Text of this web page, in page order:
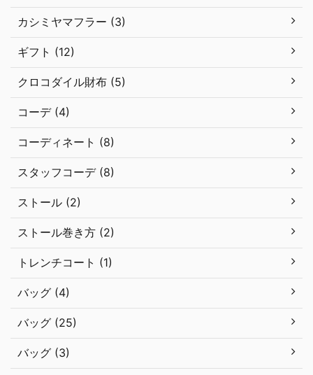
カシミヤマフラー (3)
ギフト (12)
クロコダイル財布 (5)
コーデ (4)
コーディネート (8)
スタッフコーデ (8)
ストール (2)
ストール巻き方 (2)
トレンチコート (1)
バッグ (4)
バッグ (25)
バッグ (3)